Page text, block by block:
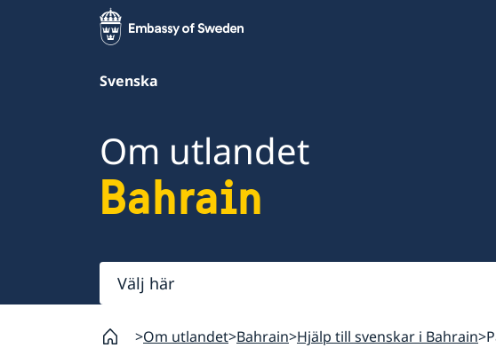
Svenska
Om utlandet
Bahrain
Välj
här
Om utlandet Bahrain Hjälp till svenskar i Bahrain